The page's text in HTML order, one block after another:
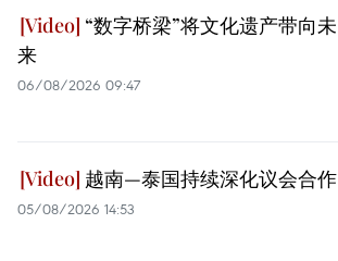
“数字桥梁”将文化遗产带向未
来
06/08/2026 09:47
越南—泰国持续深化议会合作
05/08/2026 14:53